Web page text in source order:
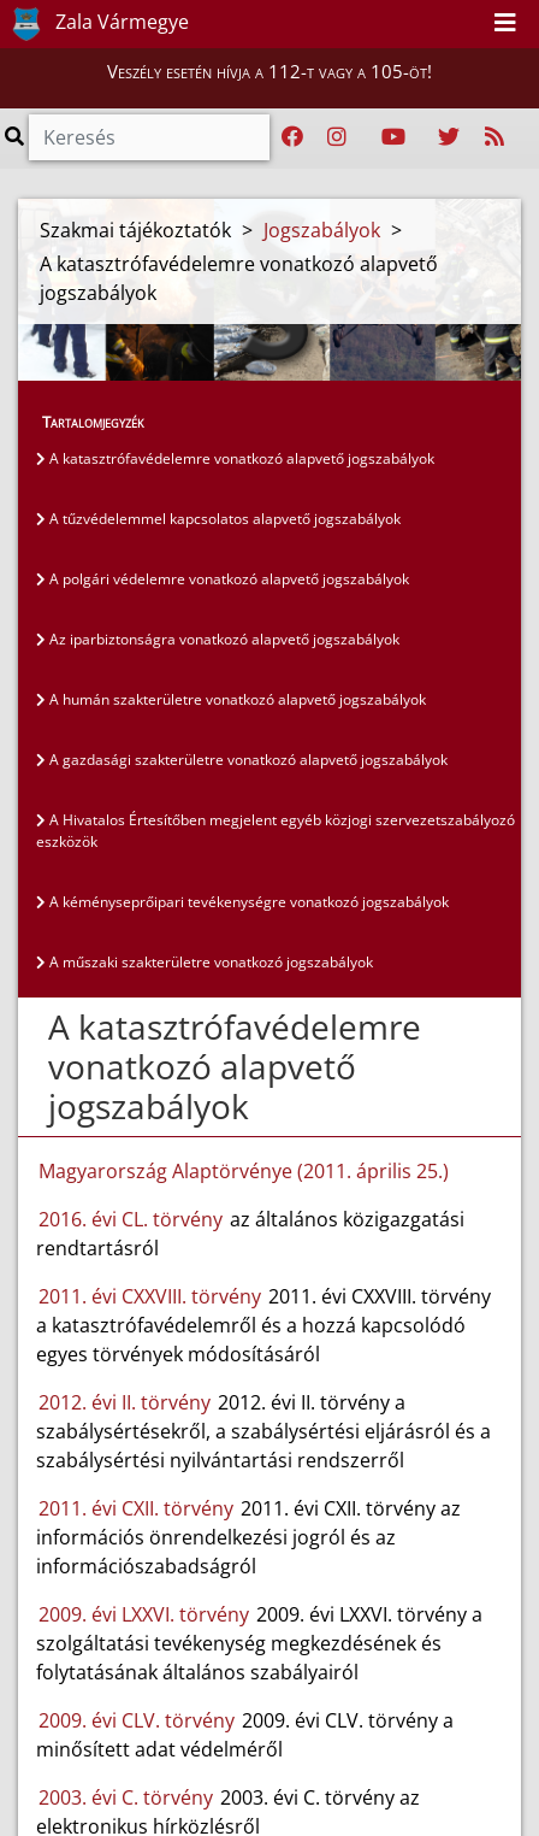
Zala Vármegye
Veszély esetén hívja a 112-t vagy a 105-öt!
Szakmai tájékoztatók > Jogszabályok >
A katasztrófavédelemre vonatkozó alapvető
jogszabályok
Tartalomjegyzék
A katasztrófavédelemre vonatkozó alapvető jogszabályok
A tűzvédelemmel kapcsolatos alapvető jogszabályok
A polgári védelemre vonatkozó alapvető jogszabályok
Az iparbiztonságra vonatkozó alapvető jogszabályok
A humán szakterületre vonatkozó alapvető jogszabályok
A gazdasági szakterületre vonatkozó alapvető jogszabályok
A Hivatalos Értesítőben megjelent egyéb közjogi szervezetszabályozó
eszközök
A kéményseprőipari tevékenységre vonatkozó jogszabályok
A műszaki szakterületre vonatkozó jogszabályok
A katasztrófavédelemre
vonatkozó alapvető
jogszabályok
Magyarország Alaptörvénye (2011. április 25.)
2016. évi CL. törvény az általános közigazgatási
rendtartásról
2011. évi CXXVIII. törvény 2011. évi CXXVIII. törvény
a katasztrófavédelemről és a hozzá kapcsolódó
egyes törvények módosításáról
2012. évi II. törvény 2012. évi II. törvény a
szabálysértésekről, a szabálysértési eljárásról és a
szabálysértési nyilvántartási rendszerről
2011. évi CXII. törvény 2011. évi CXII. törvény az
információs önrendelkezési jogról és az
információszabadságról
2009. évi LXXVI. törvény 2009. évi LXXVI. törvény a
szolgáltatási tevékenység megkezdésének és
folytatásának általános szabályairól
2009. évi CLV. törvény 2009. évi CLV. törvény a
minősített adat védelméről
2003. évi C. törvény 2003. évi C. törvény az
elektronikus hírközlésről